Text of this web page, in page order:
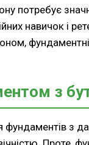
потребує
навичок і
з
з